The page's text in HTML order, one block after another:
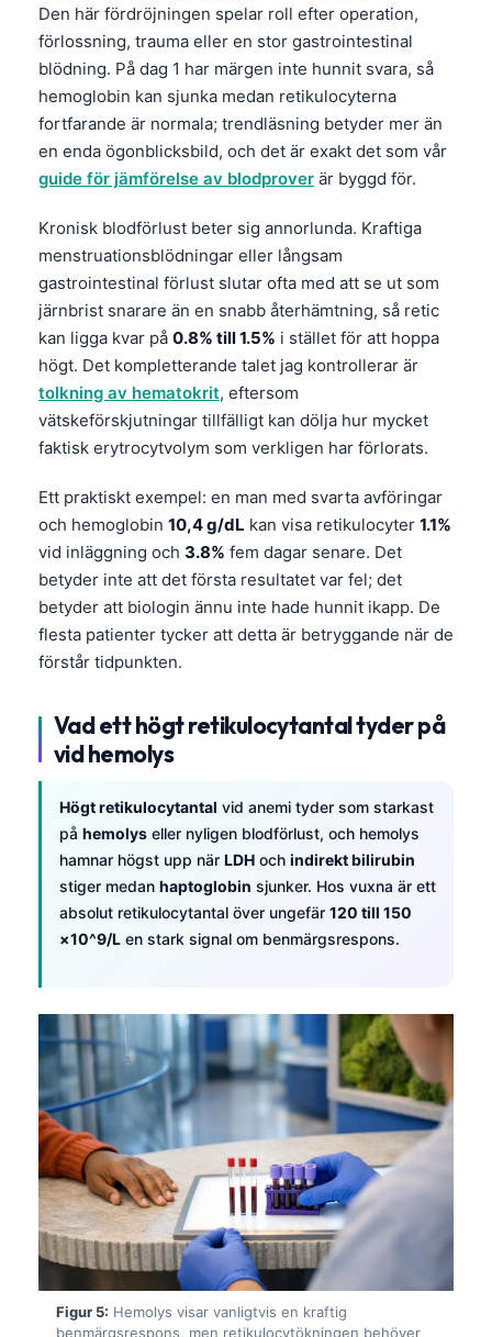
Den här fördröjningen spelar roll efter operation,
förlossning, trauma eller en stor gastrointestinal
blödning. På dag 1 har märgen inte hunnit svara, så
hemoglobin kan sjunka medan retikulocyterna
fortfarande är normala; trendläsning betyder mer än
en enda ögonblicksbild, och det är exakt det som vår
guide för jämförelse av blodprover är byggd för.
Kronisk blodförlust beter sig annorlunda. Kraftiga
menstruationsblödningar eller långsam
gastrointestinal förlust slutar ofta med att se ut som
järnbrist snarare än en snabb återhämtning, så retic
kan ligga kvar på 0.8% till 1.5% i stället för att hoppa
högt. Det kompletterande talet jag kontrollerar är
tolkning av hematokrit, eftersom
vätskeförskjutningar tillfälligt kan dölja hur mycket
faktisk erytrocytvolym som verkligen har förlorats.
Ett praktiskt exempel: en man med svarta avföringar
och hemoglobin 10,4 g/dL kan visa retikulocyter 1.1%
vid inläggning och 3.8% fem dagar senare. Det
betyder inte att det första resultatet var fel; det
betyder att biologin ännu inte hade hunnit ikapp. De
flesta patienter tycker att detta är betryggande när de
förstår tidpunkten.
Vad ett högt retikulocytantal tyder på
vid hemolys
Högt retikulocytantal vid anemi tyder som starkast
på hemolys eller nyligen blodförlust, och hemolys
hamnar högst upp när LDH och indirekt bilirubin
stiger medan haptoglobin sjunker. Hos vuxna är ett
absolut retikulocytantal över ungefär 120 till 150
×10^9/L en stark signal om benmärgsrespons.
Figur 5: Hemolys visar vanligtvis en kraftig
benmärgsrespons, men retikulocytökningen behöver